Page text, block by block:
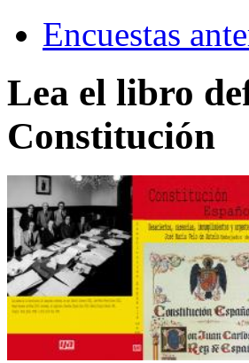
Encuestas
Lea el libro
Constitución